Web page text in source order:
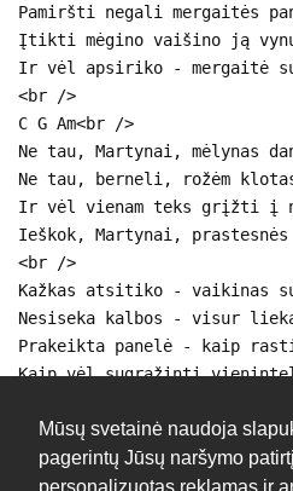
Mūsų svetainė naudoja
pagerintų Jūsų naršymo
Pamiršti negali mergaitės
Įtikti mėgino vaišino ją
Ir vėl apsiriko - mergaitė
<br />
C G Am<br />
Ne tau, Martynai, mėlynas
Ne tau, berneli, rožėm
Ir vėl vienam teks grįžti į
Ieškok, Martynai,
<br />
Kažkas atsitiko - vaikinas
Nesiseka kalbos - visur
Prakeikta panelė - kaip
Kaip vėl sugrąžinti